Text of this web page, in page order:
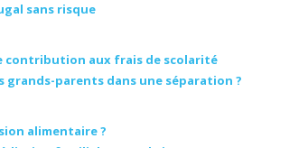
sans risque
contribution aux frais de scolarité
grands-parents dans une séparation ?
alimentaire ?